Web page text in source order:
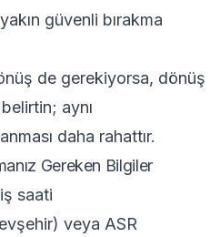
güvenli bırakma
de gerekiyorsa, dönüş
aynı
daha rahattır.
Gereken Bilgiler
saati
veya ASR